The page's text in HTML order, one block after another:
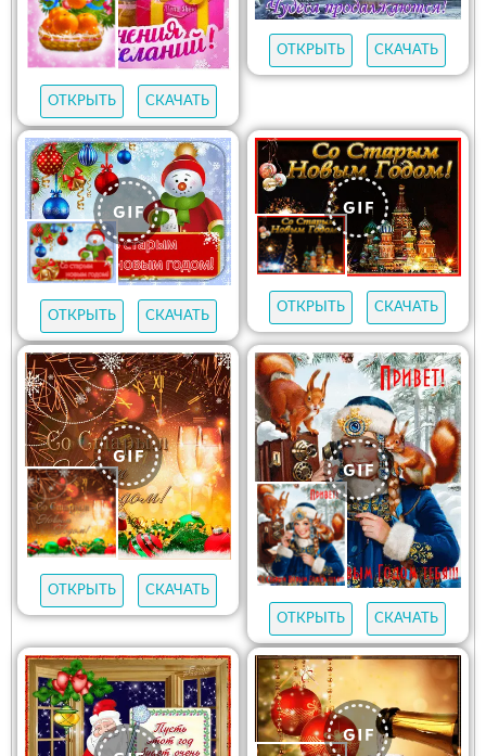
ОТКРЫТЬ СКАЧАТЬ
ОТКРЫТЬ СКАЧАТЬ
ОТКРЫТЬ СКАЧАТЬ
ОТКРЫТЬ СКАЧАТЬ
ОТКРЫТЬ
СКАЧАТЬ
ОТКРЫТЬ
СКАЧАТЬ